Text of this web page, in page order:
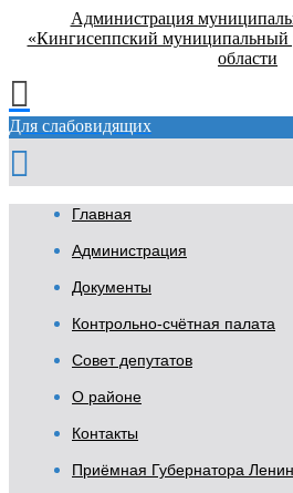
Администрация
«Кингисеппский муниципальный
области
Для слабовидящих
Главная
Администрация
Документы
Контрольно-счётная палата
Совет депутатов
О районе
Контакты
Приёмная Губернатора